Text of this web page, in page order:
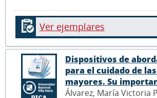
Ver ejemplares
Dispositivos de
para el cuidado de
mayores. Su
Álvarez, María Victoria